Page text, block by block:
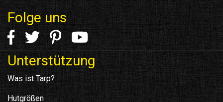
Folge uns
Unterstützung
Was ist Tarp?
Hutgrößen